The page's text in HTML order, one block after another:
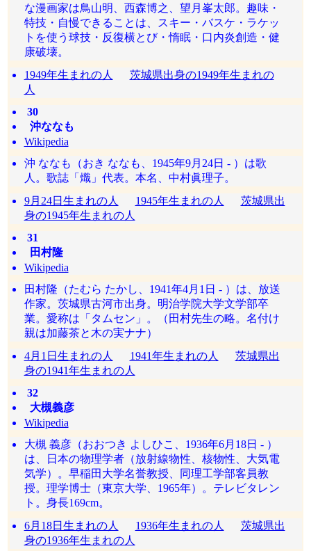
な漫画家は鳥山明、西森博之、望月峯太郎。趣味・
特技・自慢できることは、スキー・バスケ・ラケッ
トを使う球技・反復横とび・惰眠・口内炎創造・健
康破壊。
1949年生まれの人
茨城県出身の1949年生まれの
人
30
沖ななも
Wikipedia
沖 ななも（おき ななも、1945年9月24日 - ）は歌
人。歌誌「熾」代表。本名、中村眞理子。
9月24日生まれの人
1945年生まれの人
茨城県出
身の1945年生まれの人
31
田村隆
Wikipedia
田村隆（たむら たかし、1941年4月1日 - ）は、放送
作家。茨城県古河市出身。明治学院大学文学部卒
業。愛称は「タムセン」。（田村先生の略。名付け
親は加藤茶と木の実ナナ）
4月1日生まれの人
1941年生まれの人
茨城県出
身の1941年生まれの人
32
大槻義彦
Wikipedia
大槻 義彦（おおつき よしひこ、1936年6月18日 - ）
は、日本の物理学者（放射線物性、核物性、大気電
気学）。早稲田大学名誉教授、同理工学部客員教
授。理学博士（東京大学、1965年）。テレビタレン
ト。身長169cm。
6月18日生まれの人
1936年生まれの人
茨城県出
身の1936年生まれの人